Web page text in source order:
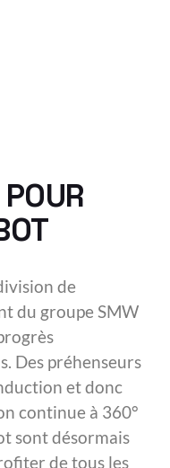
de
du groupe SMW
Des préhenseurs
et donc
continue à 360°
sont désormais
de tous les